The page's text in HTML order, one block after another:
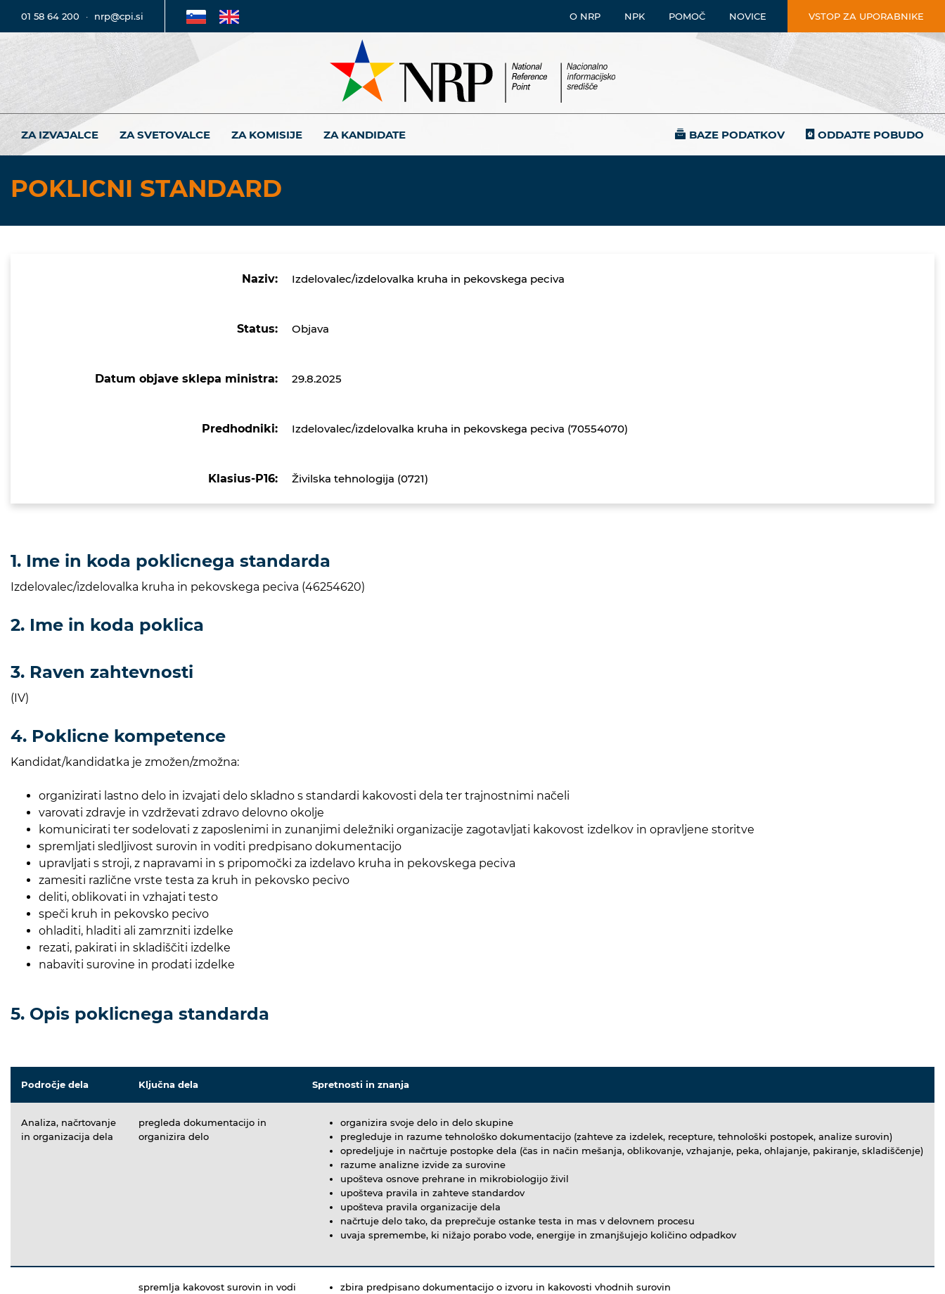
01 58 64 200 · nrp@cpi.si O NRP NPK POMOČ NOVICE VSTOP ZA UPORABNIKE
ZA IZVAJALCE ZA SVETOVALCE ZA KOMISIJE ZA KANDIDATE BAZE PODATKOV ODDAJTE POBUDO
POKLICNI STANDARD
Naziv: Izdelovalec/izdelovalka kruha in pekovskega peciva
Status: Objava
Datum objave sklepa ministra: 29.8.2025
Predhodniki: Izdelovalec/izdelovalka kruha in pekovskega peciva (70554070)
Klasius-P16: Živilska tehnologija (0721)
1. Ime in koda poklicnega standarda
Izdelovalec/izdelovalka kruha in pekovskega peciva (46254620)
2. Ime in koda poklica
3. Raven zahtevnosti
(IV)
4. Poklicne kompetence
Kandidat/kandidatka je zmožen/zmožna:
organizirati lastno delo in izvajati delo skladno s standardi kakovosti dela ter trajnostnimi načeli
varovati zdravje in vzdrževati zdravo delovno okolje
komunicirati ter sodelovati z zaposlenimi in zunanjimi deležniki organizacije zagotavljati kakovost izdelkov in opravljene storitve
spremljati sledljivost surovin in voditi predpisano dokumentacijo
upravljati s stroji, z napravami in s pripomočki za izdelavo kruha in pekovskega peciva
zamesiti različne vrste testa za kruh in pekovsko pecivo
deliti, oblikovati in vzhajati testo
speči kruh in pekovsko pecivo
ohladiti, hladiti ali zamrzniti izdelke
rezati, pakirati in skladiščiti izdelke
nabaviti surovine in prodati izdelke
5. Opis poklicnega standarda
Področje dela Ključna dela Spretnosti in znanja
Analiza, načrtovanje
in organizacija dela
pregleda dokumentacijo in
organizira delo
organizira svoje delo in delo skupine
pregleduje in razume tehnološko dokumentacijo (zahteve za izdelek, recepture, tehnološki postopek, analize surovin)
opredeljuje in načrtuje postopke dela (čas in način mešanja, oblikovanje, vzhajanje, peka, ohlajanje, pakiranje, skladiščenje)
razume analizne izvide za surovine
upošteva osnove prehrane in mikrobiologijo živil
upošteva pravila in zahteve standardov
upošteva pravila organizacije dela
načrtuje delo tako, da preprečuje ostanke testa in mas v delovnem procesu
uvaja spremembe, ki nižajo porabo vode, energije in zmanjšujejo količino odpadkov
spremlja kakovost surovin in vodi
zbira predpisano dokumentacijo o izvoru in kakovosti vhodnih surovin